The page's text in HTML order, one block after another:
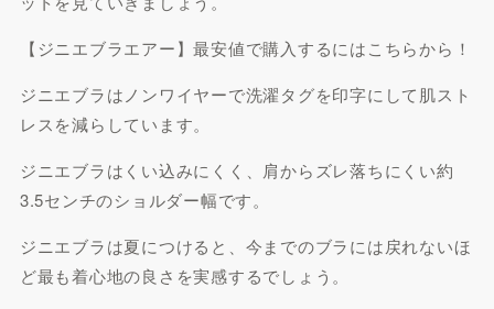
【ジニエブラエアー】最安値で購入するにはこちらから！
ジニエブラはノンワイヤーで洗濯タグを印字にして肌スト
レスを減らしています。
ジニエブラはくい込みにくく、肩からズレ落ちにくい約
3.5センチのショルダー幅です。
ジニエブラは夏につけると、今までのブラには戻れないほ
ど最も着心地の良さを実感するでしょう。